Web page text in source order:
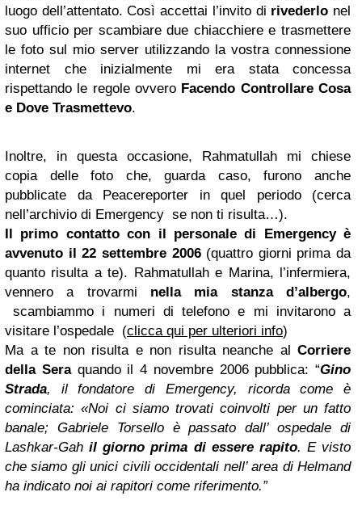
luogo dell’attentato. Così accettai l’invito di rivederlo nel
suo ufficio per scambiare due chiacchiere e trasmettere
le foto sul mio server utilizzando la vostra connessione
internet che inizialmente mi era stata concessa
rispettando le regole ovvero Facendo Controllare Cosa
e Dove Trasmettevo.
Inoltre, in questa occasione, Rahmatullah mi chiese
copia delle foto che, guarda caso, furono anche
pubblicate da Peacereporter in quel periodo (cerca
nell’archivio di Emergency se non ti risulta…).
Il primo contatto con il personale di Emergency è
avvenuto il 22 settembre 2006(quattro giorni prima da
quanto risulta a te). Rahmatullah e Marina, l’infermiera,
vennero a trovarmi nella mia stanza d’albergo,
scambiammo i numeri di telefono e mi invitarono a
visitare l’ospedale (clicca qui per ulteriori info)
Ma a te non risulta e non risulta neanche al Corriere
della Seraquando il 4 novembre 2006 pubblica: “Gino
Strada, il fondatore di Emergency, ricorda come è
cominciata: «Noi ci siamo trovati coinvolti per un fatto
banale; Gabriele Torsello è passato dall’ ospedale di
Lashkar-Gahil giorno prima di essere rapito. E visto
che siamo gli unici civili occidentali nell’ area di Helmand
ha indicato noi ai rapitori come riferimento.”